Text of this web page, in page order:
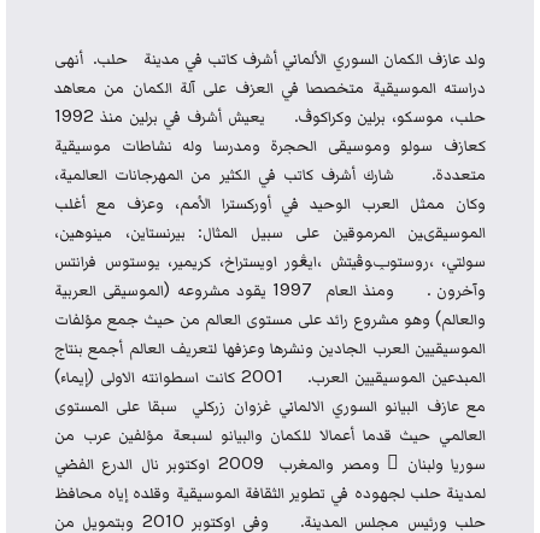
ولد عازف الكمان السوري الألماني أشرف كاتب في مدينة حلب. أنهى
دراسته الموسيقية متخصصا في العزف على آلة الكمان من معاهد
حلب، موسكو، برلين وكراكوڤ. يعيش أشرف في برلين منذ 1992
كعازف سولو وموسيقى الحجرة ومدرسا وله نشاطات موسيقية
متعددة. شارك أشرف كاتب في الكثير من المهرجانات العالمية،
وكان ممثل العرب الوحيد في أوركسترا الأمم، وعزف مع أغلب
الموسيقىين المرموقين على سبيل المثال: بيرنستاين، مينوهين،
سولتي، ،روستوݕوڤيتش ،ايڠور اويستراخ، كريمير، يوستوس فرانتس
وآخرون . ومنذ العام 1997 يقود مشروعه (الموسيقى العربية
والعالم) وهو مشروع رائد على مستوى العالم من حيث جمع مؤلفات
الموسيقيين العرب الجادين ونشرها وعزفها لتعريف العالم أجمع بنتاج
المبدعين الموسيقيين العرب. 2001 كانت اسطوانته الاولى (إيماء)
مع عازف البيانو السوري الالماني غزوان زركلي سبقا على المستوى
العالمي حيث قدما أعمالا للكمان والبيانو لسبعة مؤلفين عرب من
سوريا ولبنان َ ومصر والمغرب 2009 اوكتوبر نال الدرع الفضي
لمدينة حلب لجهوده في تطوير الثقافة الموسيقية وقلده إياه محافظ
حلب ورئيس مجلس المدينة. وفي اوكتوبر 2010 وبتمويل من